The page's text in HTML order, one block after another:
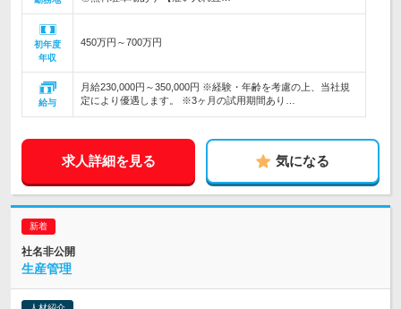
初年度
年収
450万円～700万円
給与
月給230,000円～350,000円 ※経験・年齢を考慮の上、当社規
定により優遇します。 ※3ヶ月の試用期間あり…
求人詳細を見る 気になる
社名非公開
生産管理